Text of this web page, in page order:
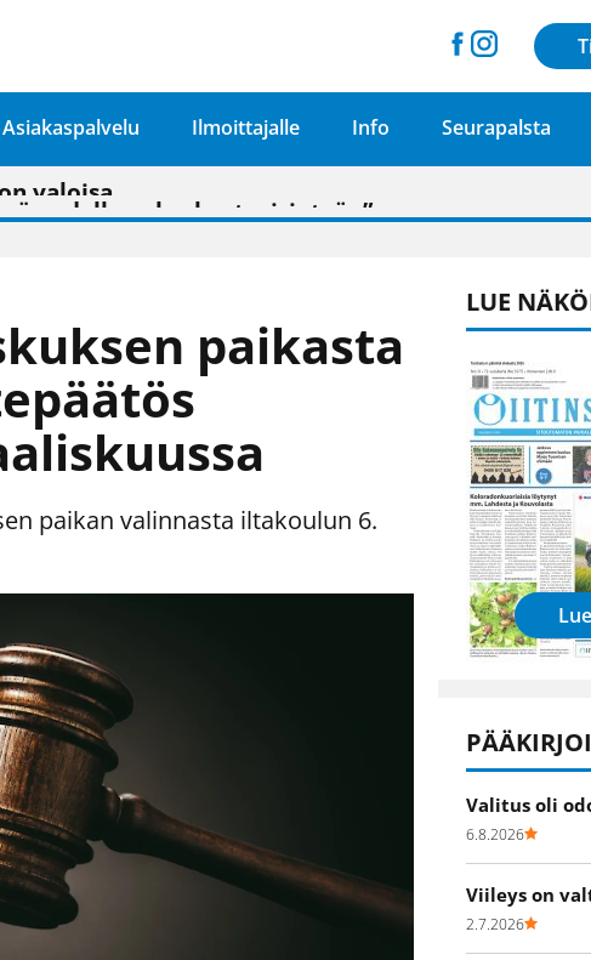
Asiakaspalvelu Ilmoittajalle Info Seurapalsta
näkyä hieman parempana painojäljen laatuna
valoisa
uudelleen keskustavisiotyön”
omavaraisemmin kuin kaupungissa"
paikasta
paikan valinnasta iltakoulun 6.
LUE
Lue
Valitus oli
6.8.2026
Viileys on
2.7.2026